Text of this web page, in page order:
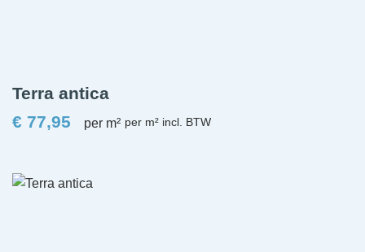
Terra antica
€ 77,95 per m²